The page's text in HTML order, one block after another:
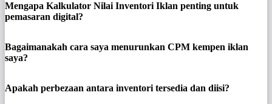
Mengapa Kalkulator Nilai Inventori Iklan penting untuk
pemasaran digital?
Bagaimanakah cara saya menurunkan CPM kempen iklan
saya?
Apakah perbezaan antara inventori tersedia dan diisi?